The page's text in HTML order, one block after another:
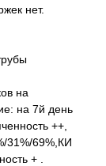
нет.
на
на 7й день
++,
31%/69%,КИ
+ .